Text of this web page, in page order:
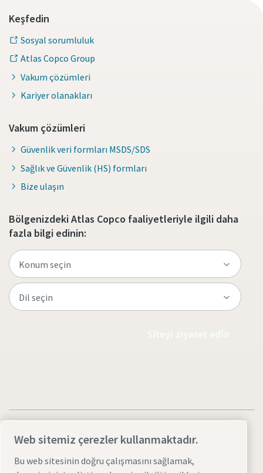
Keşfedin
Sosyal sorumluluk
Atlas Copco Group
Vakum çözümleri
Kariyer olanakları
Vakum çözümleri
Güvenlik veri formları MSDS/SDS
Sağlık ve Güvenlik (HS) formları
Bize ulaşın
Bölgenizdeki Atlas Copco faaliyetleriyle ilgili daha
fazla bilgi edinin:
Yasal Uyarılar ve Gizlilik Bildirimleri Çerezleri yönet
Web sitemiz çerezler kullanmaktadır.
Bu web sitesinin doğru çalışmasını sağlamak,